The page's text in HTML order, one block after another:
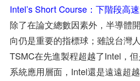
Intel’s Short Course：下階段高
除了在論文總數因素外，半導體
向仍是重要的指標球；雖說台灣
TSMC在先進製程超越了Intel，
系統應用層面，Intel還是遠遠超